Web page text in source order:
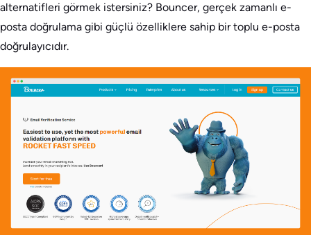
alternatifleri görmek istersiniz? Bouncer, gerçek zamanlı e-
posta doğrulama gibi güçlü özelliklere sahip bir toplu e-posta
doğrulayıcıdır.